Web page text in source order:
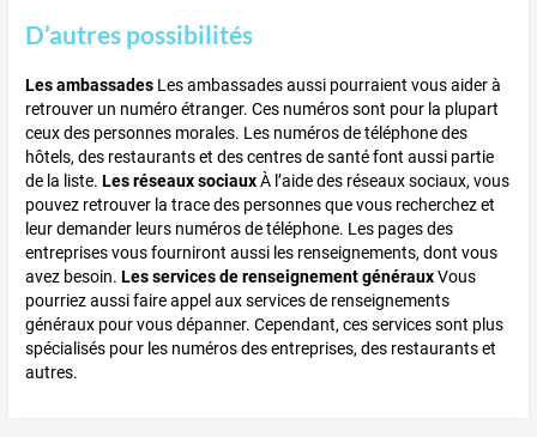
D’autres possibilités
Les ambassades Les ambassades aussi pourraient vous aider à
retrouver un numéro étranger. Ces numéros sont pour la plupart
ceux des personnes morales. Les numéros de téléphone des
hôtels, des restaurants et des centres de santé font aussi partie
de la liste. Les réseaux sociauxÀ l’aide des réseaux sociaux, vous
pouvez retrouver la trace des personnes que vous recherchez et
leur demander leurs numéros de téléphone. Les pages des
entreprises vous fourniront aussi les renseignements, dont vous
avez besoin. Les services de renseignement générauxVous
pourriez aussi faire appel aux services de renseignements
généraux pour vous dépanner. Cependant, ces services sont plus
spécialisés pour les numéros des entreprises, des restaurants et
autres.